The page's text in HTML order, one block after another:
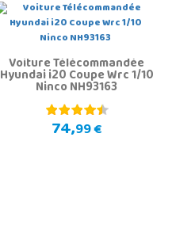
Voiture Télécommandée
Hyundai i20 Coupe Wrc 1/10
Ninco NH93163
74,99 €